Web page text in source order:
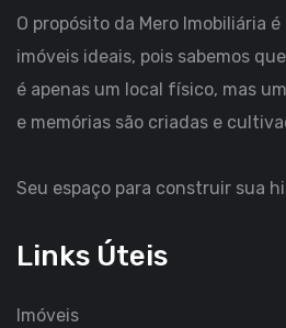
O propósito da Mero Imobiliária
imóveis ideais, pois sabemos
é apenas um local físico, mas
e memórias são criadas e
Seu espaço para construir sua
Links Úteis
Imóveis